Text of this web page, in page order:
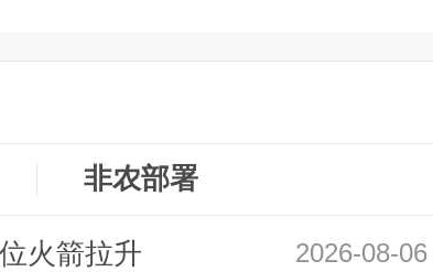
非农部署
火箭拉升 2026-08-06